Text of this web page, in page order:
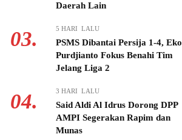
Daerah Lain
03. 5 HARI LALU
PSMS Dibantai Persija 1-4, Eko
Purdjianto Fokus Benahi Tim
Jelang Liga 2
04. 3 HARI LALU
Said Aldi Al Idrus Dorong DPP
AMPI Segerakan Rapim dan
Munas